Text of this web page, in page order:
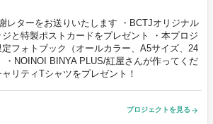
レターをお送りいたします ・BCTJオリジナル
と特製ポストカードをプレゼント ・本プロジ
フォトブック（オールカラー、A5サイズ、24
・NOINOI BINYA PLUS/紅屋さんが作ってくだ
リティTシャツをプレゼント！
プロジェクトを見る arrow_forward